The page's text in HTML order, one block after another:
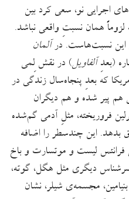
اجرایی نو، سعی کرد بین
لزوماً همان نسبتِ واقعی نباشد.
این نسبت‌هاست. درآلمان
(بعدِآلفاویل) در نقش لِمی
که بعدِ پنجاه‌سال زندگی در
پیر شده و هم دیگران
فروریخته، مثلِ آدمی گم‌شده
این چندسطر را اضافه
فرانتس لیست و موتسارت و باخ
دیگری مثل هگل، گوته،
بنیامین، مجسمه‌ی شیلر، نشان